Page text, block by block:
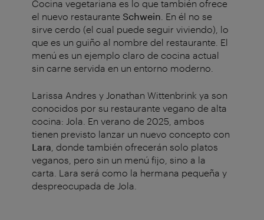
Cocina vegetariana es lo que también ofrece
el nuevo restaurante Schwein . En él no se
sirve cerdo (el cual puede seguir viviendo), lo
que es un guiño al nombre del restaurante. El
menú es un ejemplo claro de cocina actual
sin carne servida en un entorno moderno.
Larissa Andres y Jonathan Wittenbrink ya son
conocidos por su restaurante vegano de alta
cocina: Jola. En verano de 2025, ambos
tienen previsto lanzar un nuevo concepto con
Lara , donde también ofrecerán solo platos
veganos, pero sin un menú fijo, sino a la
carta. Lara será como la hermana pequeña y
despreocupada de Jola.